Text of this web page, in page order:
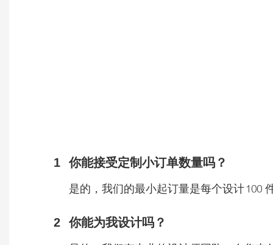
1 你能接受定制小订单数量吗？
是的，我们的最小起订量是每个设计 100
2 你能为我设计吗？